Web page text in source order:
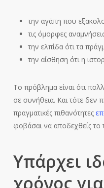
την αγάπη που
τις όμορφες
την ελπίδα ότι τα
την αίσθηση ότι η
Το πρόβλημα είναι ότι
σε συνήθεια. Και τότε δεν
πραγματικές πιθανότητες
φοβάσαι να αποδεχθείς το
Υπάρχει
χρόνος για